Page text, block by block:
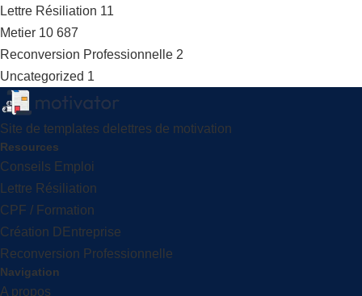
Lettre Résiliation 11
Metier 10 687
Reconversion Professionnelle 2
Uncategorized 1
Site de templates delettres de motivation
Resources
Conseils Emploi
Lettre Résiliation
CPF / Formation
Création DEntreprise
Reconversion Professionnelle
Navigation
A propos